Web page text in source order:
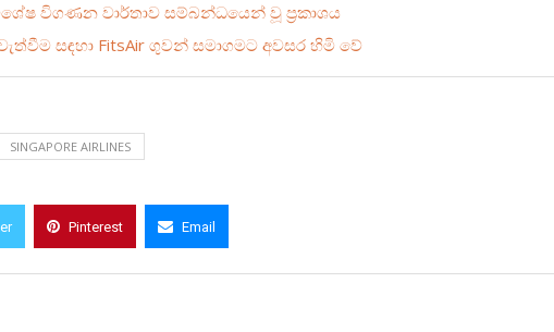
විගණන වාර්තාව සම්බන්ධයෙන් වූ ප්‍රකාශය
සඳහා FitsAir ගුවන් සමාගමට අවසර හිමි වේ
SINGAPORE AIRLINES
Pinterest Email